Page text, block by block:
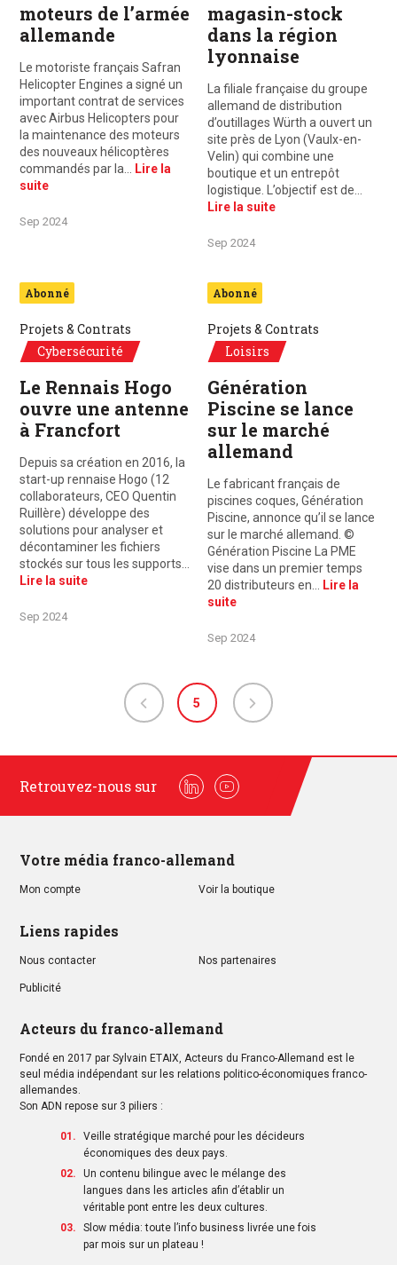
moteurs de l’armée
allemande
Le motoriste français Safran
Helicopter Engines a signé un
important contrat de services
avec Airbus Helicopters pour
la maintenance des moteurs
des nouveaux hélicoptères
commandés par la…
Lire la
suite
Sep 2024
magasin-stock
dans la région
lyonnaise
La filiale française du groupe
allemand de distribution
d’outillages Würth a ouvert un
site près de Lyon (Vaulx-en-
Velin) qui combine une
boutique et un entrepôt
logistique. L’objectif est de…
Lire la suite
Sep 2024
Abonné
Projets & Contrats
Cybersécurité
Le Rennais Hogo
ouvre une antenne
à Francfort
Depuis sa création en 2016, la
start-up rennaise Hogo (12
collaborateurs, CEO Quentin
Ruillère) développe des
solutions pour analyser et
décontaminer les fichiers
stockés sur tous les supports…
Lire la suite
Sep 2024
Abonné
Projets & Contrats
Loisirs
Génération
Piscine se lance
sur le marché
allemand
Le fabricant français de
piscines coques, Génération
Piscine, annonce qu’il se lance
sur le marché allemand. ©
Génération Piscine La PME
vise dans un premier temps
20 distributeurs en…
Lire la
suite
Sep 2024
5
Retrouvez-nous sur
LinkedinYoutube
Votre média franco-allemand
Mon compte Voir la boutique
Liens rapides
Nous contacter Nos partenaires
Publicité
Acteurs du franco-allemand
Fondé en 2017 par Sylvain ETAIX, Acteurs du Franco-Allemand est le
seul média indépendant sur les relations politico-économiques franco-
allemandes.
Son ADN repose sur 3 piliers :
Veille stratégique marché pour les décideurs
économiques des deux pays.
Un contenu bilingue avec le mélange des
langues dans les articles afin d’établir un
véritable pont entre les deux cultures.
Slow média: toute l’info business livrée une fois
par mois sur un plateau !